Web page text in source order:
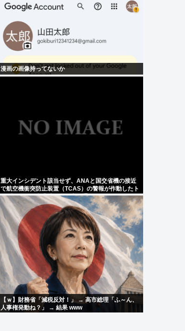
漫画の画像持ってないか
重大インシデント該当せず、ANAと国交省機の接近
で航空機衝突防止装置（TCAS）の警報が作動したト
ラブル、羽田空港沖、全日空に通知
【ｗ】財務省「減税反対！」 → 高市総理「ふ～ん、
人事権発動ね？」 → 結果 www